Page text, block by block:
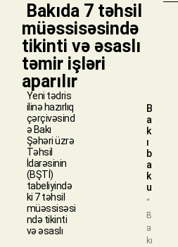
​ Bakıda 7 təhsil
müəssisəsində
tikinti və əsaslı
təmir işləri
aparılır
Yeni tədris
ilinə hazırlıq
çərçivəsind
ə Bakı
Şəhəri üzrə
Təhsil
İdarəsinin
(BŞTİ)
tabeliyində
ki 7 təhsil
müəssisəsi
ndə tikinti
və əsaslı
B
a
k
ı
b
a
k
u
“
B
a
kı